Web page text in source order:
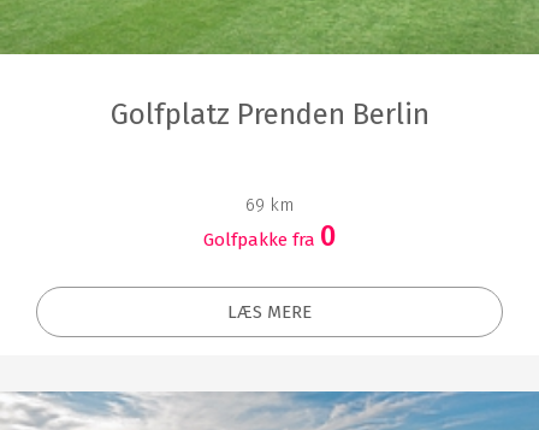
Golfplatz Prenden Berlin
69 km
Golfpakke fra 0
LÆS MERE